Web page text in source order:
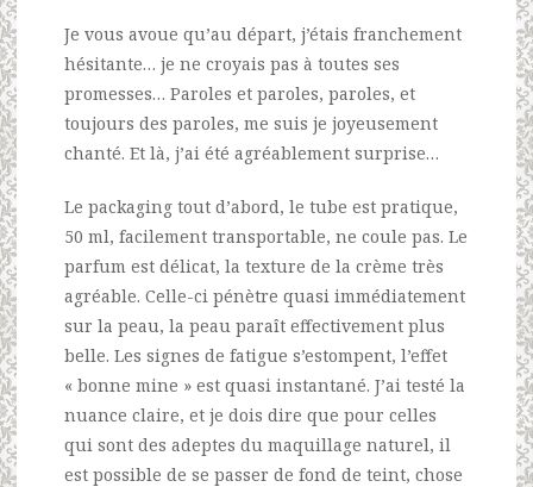
Je vous avoue qu’au départ, j’étais franchement
hésitante… je ne croyais pas à toutes ses
promesses… Paroles et paroles, paroles, et
toujours des paroles, me suis je joyeusement
chanté. Et là, j’ai été agréablement surprise…
Le packaging tout d’abord, le tube est pratique,
50 ml, facilement transportable, ne coule pas. Le
parfum est délicat, la texture de la crème très
agréable. Celle-ci pénètre quasi immédiatement
sur la peau, la peau paraît effectivement plus
belle. Les signes de fatigue s’estompent, l’effet
« bonne mine » est quasi instantané. J’ai testé la
nuance claire, et je dois dire que pour celles
qui sont des adeptes du maquillage naturel, il
est possible de se passer de fond de teint, chose